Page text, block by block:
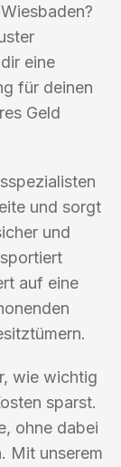
eine
für deinen
Geld
und sorgt
und
auf eine
wie wichtig
sparst.
ohne dabei
Mit unserem